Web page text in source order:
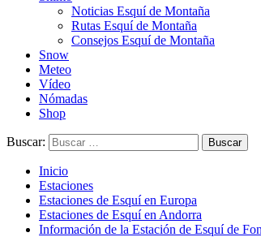
Noticias Esquí de Montaña
Rutas Esquí de Montaña
Consejos Esquí de Montaña
Snow
Meteo
Vídeo
Nómadas
Shop
Buscar:
Inicio
Estaciones
Estaciones de Esquí en Europa
Estaciones de Esquí en Andorra
Información de la Estación de Esquí de